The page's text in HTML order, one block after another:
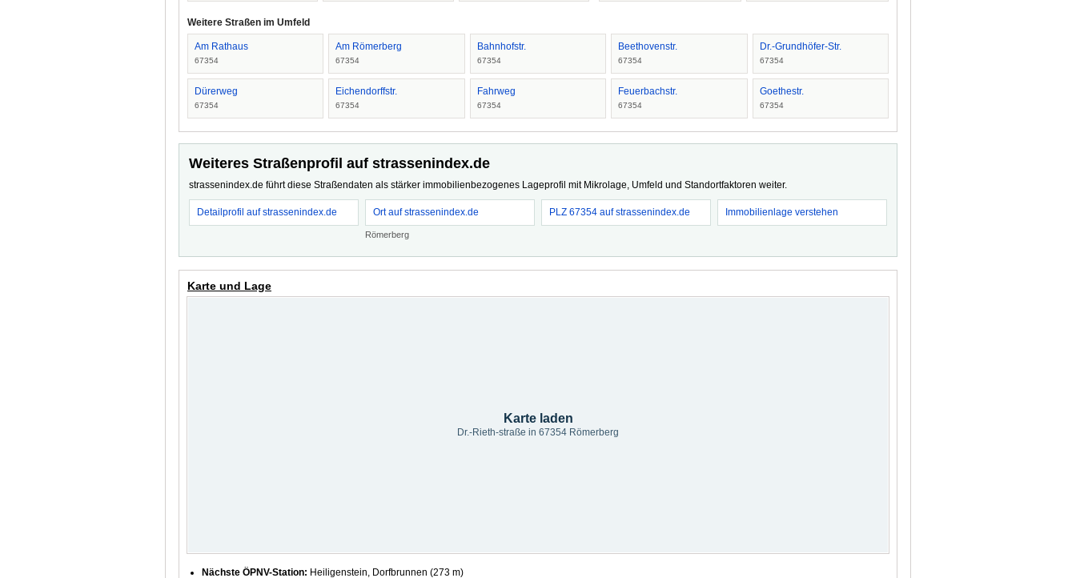
Weitere Straßen im Umfeld
Am Rathaus
67354
Am Römerberg
67354
Bahnhofstr.
67354
Beethovenstr.
67354
Dr.-Grundhöfer-Str.
67354
Dürerweg
67354
Eichendorffstr.
67354
Fahrweg
67354
Feuerbachstr.
67354
Goethestr.
67354
Weiteres Straßenprofil auf strassenindex.de
strassenindex.de führt diese Straßendaten als stärker immobilienbezogenes Lageprofil mit Mikrolage, Umfeld und Standortfaktoren weiter.
Detailprofil auf strassenindex.de Ort auf strassenindex.de
Römerberg
PLZ 67354 auf strassenindex.de Immobilienlage verstehen
Karte und Lage
Karte laden
Dr.-Rieth-straße in 67354 Römerberg
Nächste ÖPNV-Station: Heiligenstein, Dorfbrunnen (273 m)